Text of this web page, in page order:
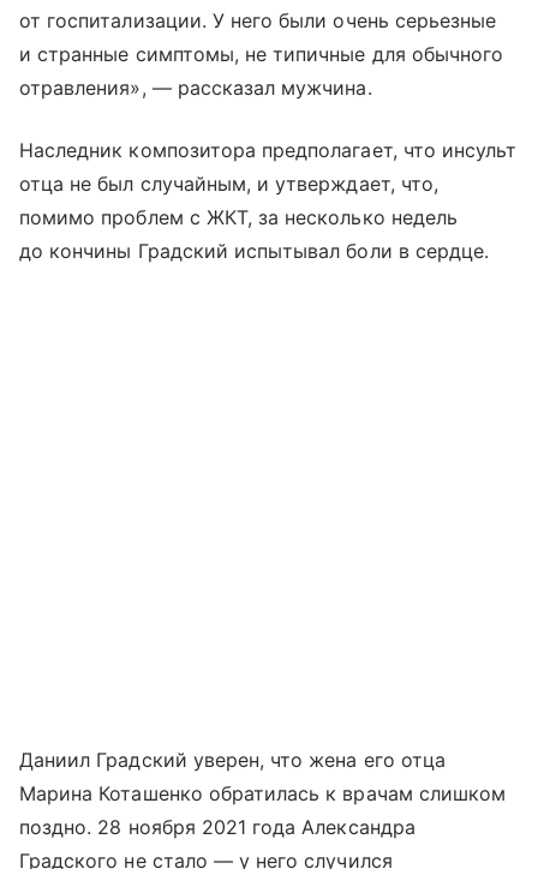
от госпитализации. У него были очень серьезные
и странные симптомы, не типичные для обычного
отравления», — рассказал мужчина.
Наследник композитора предполагает, что инсульт
отца не был случайным, и утверждает, что,
помимо проблем с ЖКТ, за несколько недель
до кончины Градский испытывал боли в сердце.
Даниил Градский уверен, что жена его отца
Марина Коташенко обратилась к врачам слишком
поздно. 28 ноября 2021 года Александра
Градского не стало — у него случился